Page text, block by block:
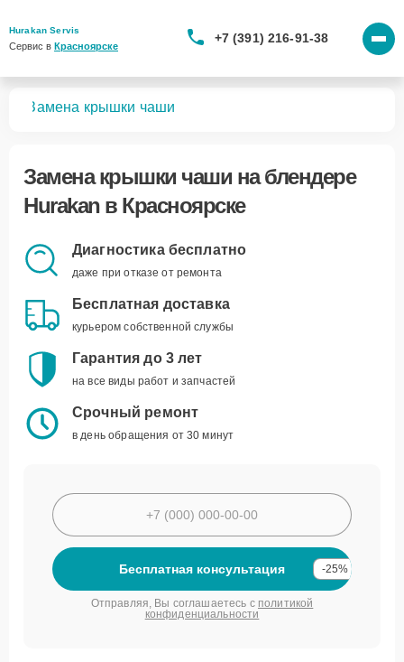
Hurakan Servis
Сервис в Красноярске
+7 (391) 216-91-38
Замена крышки чаши
Замена крышки чаши на блендере
Hurakan в Красноярске
Диагностика бесплатно
даже при отказе от ремонта
Бесплатная доставка
курьером собственной службы
Гарантия до 3 лет
на все виды работ и запчастей
Срочный ремонт
в день обращения от 30 минут
Бесплатная консультация -25%
Отправляя, Вы соглашаетесь с политикой
конфиденциальности